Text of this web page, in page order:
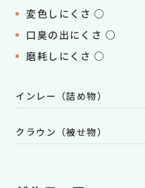
変色しにくさ ○
口臭の出にくさ ○
磨耗しにくさ ○
インレー（詰め物）
クラウン（被せ物）